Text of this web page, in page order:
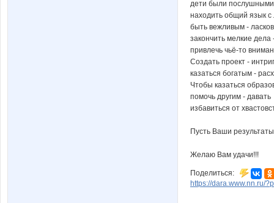
дети были
находить общий язык
быть вежливым -
закончить мелкие
привлечь чьё-то
Создать проект -
казаться богатым -
Чтобы казаться
помочь другим - давать
избавиться от
Пусть Ваши
Желаю Вам удачи!!!
Поделиться:
https://dara.www.nn.ru/